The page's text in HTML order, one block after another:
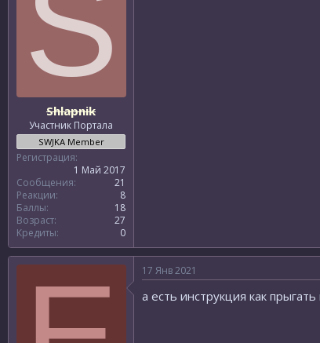
Shlapnik
Участник Портала
SWJKA Member
Регистрация
1 Май 2017
Сообщения
21
Реакции
8
Баллы
18
Возраст
27
Кредиты
0
17 Янв 2021
а есть инструкция как